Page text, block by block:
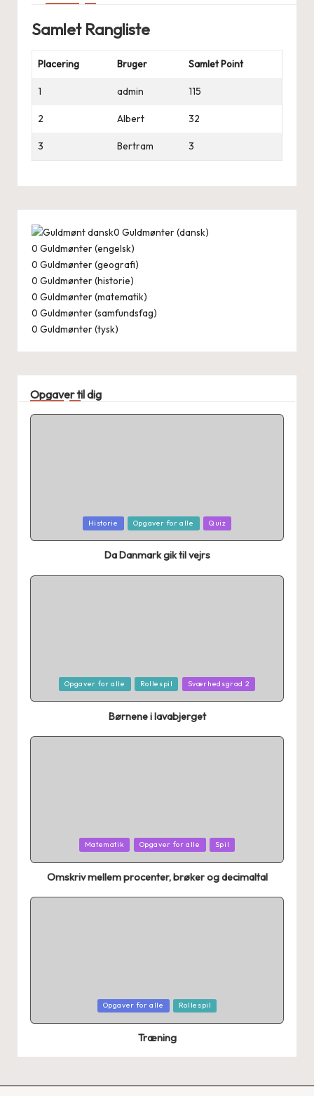
Samlet Rangliste
Placering Bruger Samlet Point
1 admin 115
2 Albert 32
3 Bertram 3
0 Guldmønter (dansk)
0 Guldmønter (engelsk)
0 Guldmønter (geografi)
0 Guldmønter (historie)
0 Guldmønter (matematik)
0 Guldmønter (samfundsfag)
0 Guldmønter (tysk)
Opgaver til dig
Historie Opgaver for alle Quiz
Da Danmark gik til vejrs
PostedOpgaver for alle Rollespil Sværhedsgrad 2
Børnene i lavabjerget
Matematik Opgaver for alle Spil
Omskriv mellem procenter, brøker og decimaltal
Opgaver for alle Rollespil
Træning